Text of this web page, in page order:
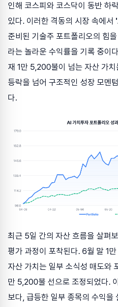
인해 코스피와 코스닥이 동반 하
있다. 이러한 격동의 시장 속에서
준비된 기술주 포트폴리오의 힘
라는 놀라운 수익률을 기록 중이
재 1만 5,200불이 넘는 자산 가치
등락을 넘어 구조적인 성장 모멘
다.
최근 5일 간의 자산 흐름을 살펴
평가 과정이 포착된다. 6월 말 1
자산 가치는 일부 소식성 매도와
만 5,200불 선으로 조정되었다.
보다, 급등한 일부 종목의 수익을